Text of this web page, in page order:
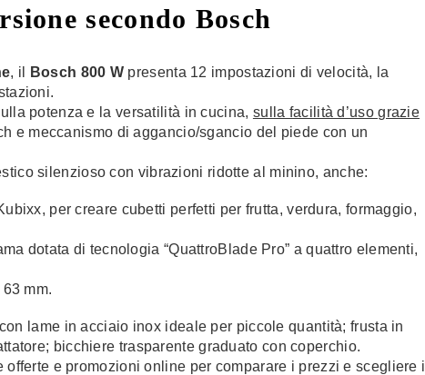
secondo Bosch
, il Bosch 800 W presenta 12 impostazioni di velocità, la
potenza e la versatilità in cucina, sulla facilità d’uso grazie
e meccanismo di aggancio/sgancio del piede con un
silenzioso con vibrazioni ridotte al minino, anche:
per creare cubetti perfetti per frutta, verdura, formaggio,
dotata di tecnologia “QuattroBlade Pro” a quattro elementi,
mm.
lame in acciaio inox ideale per piccole quantità; frusta in
bicchiere trasparente graduato con coperchio.
offerte e promozioni online per comparare i prezzi e scegliere i